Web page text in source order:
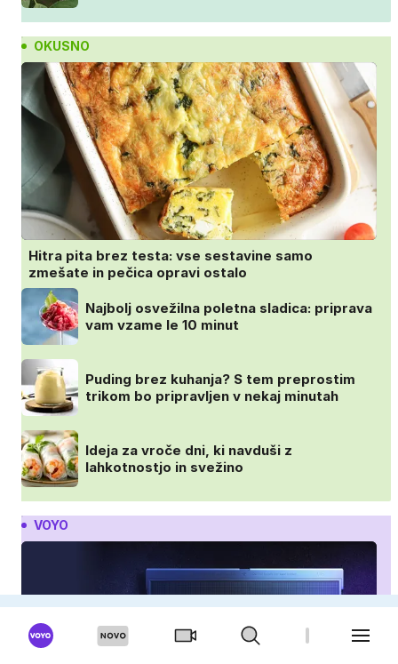
OKUSNO
Hitra pita brez testa: vse sestavine samo
zmešate in pečica opravi ostalo
Najbolj osvežilna poletna sladica: priprava
vam vzame le 10 minut
Puding brez kuhanja? S tem preprostim
trikom bo pripravljen v nekaj minutah
Ideja za vroče dni, ki navduši z
lahkotnostjo in svežino
VOYO